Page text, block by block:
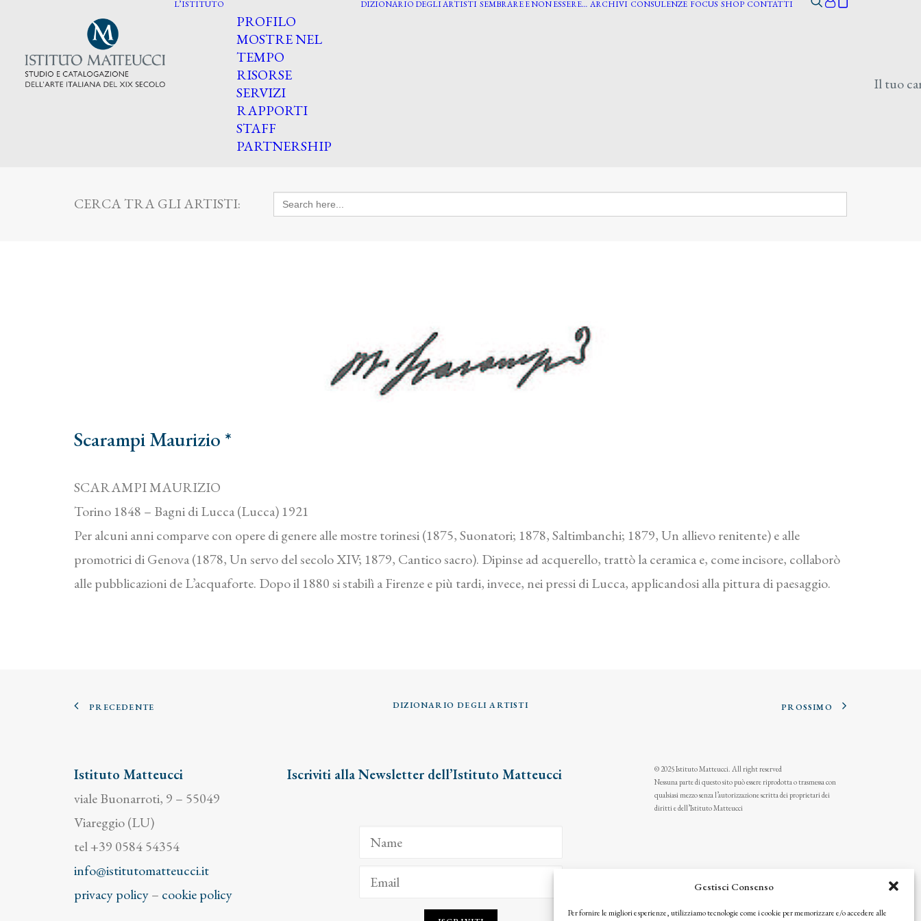
Gestisci Consenso
Per fornire le migliori esperienze, utilizziamo tecnologie come i cookie per memorizzare e/o accedere alle
L’ISTITUTO
PROFILO
MOSTRE NEL
TEMPO
RISORSE
SERVIZI
RAPPORTI
STAFF
PARTNERSHIP
DIZIONARIO DEGLI ARTISTI SEMBRARE E NON ESSERE… ARCHIVI CONSULENZE FOCUS SHOP CONTATTI
Il tuo
CERCA TRA GLI ARTISTI: Search
for:
Scarampi Maurizio *
SCARAMPI MAURIZIO
Torino 1848 – Bagni di Lucca (Lucca) 1921
Per alcuni anni comparve con opere di genere alle mostre torinesi (1875, Suonatori; 1878, Saltimbanchi; 1879, Un allievo renitente) e alle
promotrici di Genova (1878, Un servo del secolo XIV; 1879, Cantico sacro). Dipinse ad acquerello, trattò la ceramica e, come incisore, collaborò
alle pubblicazioni de L’acquaforte. Dopo il 1880 si stabilì a Firenze e più tardi, invece, nei pressi di Lucca, applicandosi alla pittura di paesaggio.
PRECEDENTE DIZIONARIO DEGLI ARTISTI PROSSIMO
Istituto Matteucci
viale Buonarroti, 9 – 55049
Viareggio (LU)
tel +39 0584 54354
info@istitutomatteucci.it
privacy policy– cookie policy
Iscriviti alla Newsletter dell’Istituto Matteucci
© 2025 Istituto Matteucci. All right reserved
Nessuna parte di questo sito può essere riprodotta o trasmessa con
qualsiasi mezzo senza l’autorizzazione scritta dei proprietari dei
diritti e dell’Istituto Matteucci